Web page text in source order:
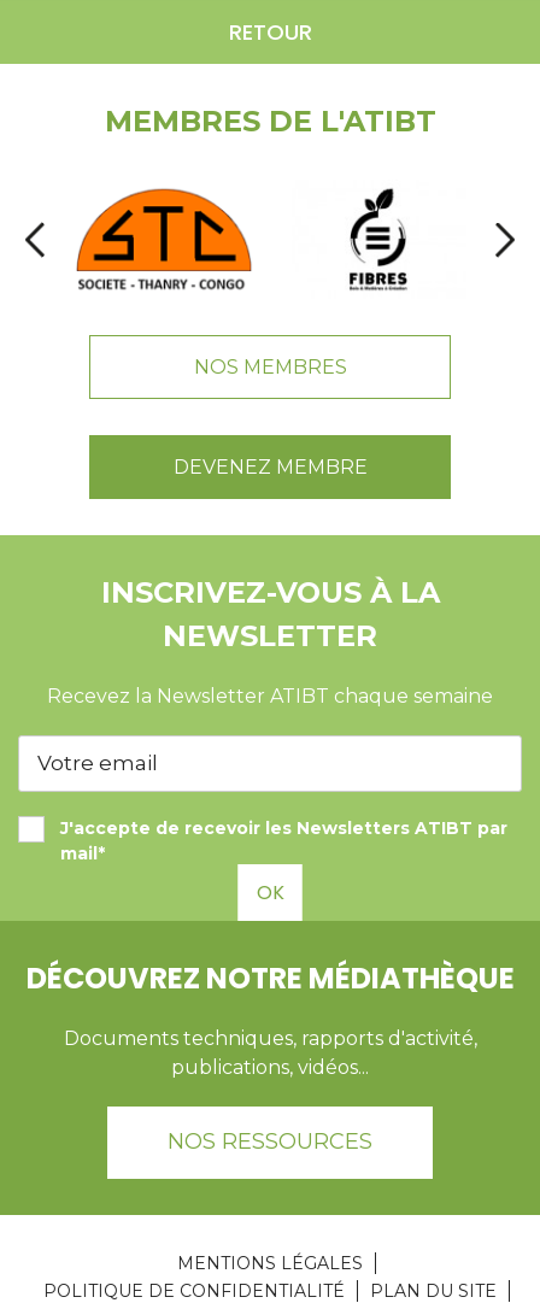
RETOUR
MEMBRES DE L'ATIBT
NOS MEMBRES
DEVENEZ MEMBRE
INSCRIVEZ-VOUS À LA
NEWSLETTER
Recevez la Newsletter ATIBT chaque semaine
J'accepte de recevoir les Newsletters ATIBT par
mail*
OK
DÉCOUVREZ NOTRE MÉDIATHÈQUE
Documents techniques, rapports d'activité,
publications, vidéos...
NOS RESSOURCES
MENTIONS LÉGALES
POLITIQUE DE CONFIDENTIALITÉ
PLAN DU SITE